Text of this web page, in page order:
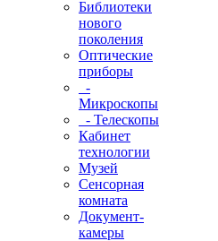
Библиотеки
нового
поколения
Оптические
приборы
-
Микроскопы
- Телескопы
Кабинет
технологии
Музей
Сенсорная
комната
Документ-
камеры